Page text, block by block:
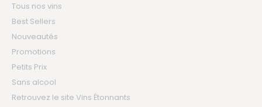
Tous nos vins
Best Sellers
Nouveautés
Promotions
Petits Prix
Sans alcool
Retrouvez le site Vins Étonnants